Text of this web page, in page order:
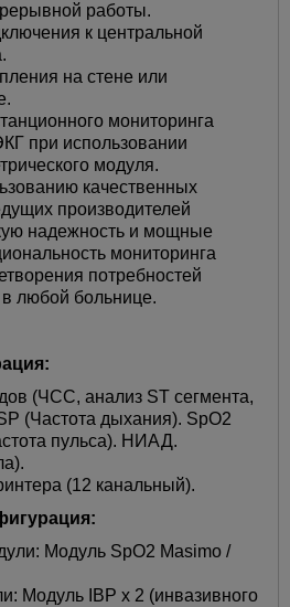
работы.
к центральной
на стене или
мониторинга
при использовании
модуля.
качественных
производителей
надежность и мощные
мониторинга
потребностей
в любой больнице.
(ЧСС, анализ ST сегмента,
(Частота дыхания). SpO2
пульса). НИАД.
(12 канальный).
Модуль SpO2 Masimo /
IBP x 2 (инвазивного